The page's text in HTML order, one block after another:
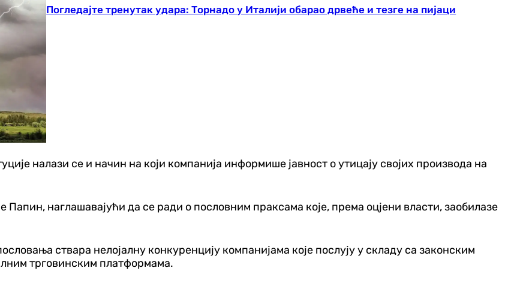
Погледајте тренутак удара: Торнадо у Италији обарао дрвеће и тезге на пијаци
налази се и начин на који компанија информише јавност о утицају својих производа на
Папин, наглашавајући да се ради о пословним праксама које, према оцјени власти, заобилазе
ствара нелојалну конкуренцију компанијама које послују у складу са законским
трговинским платформама.